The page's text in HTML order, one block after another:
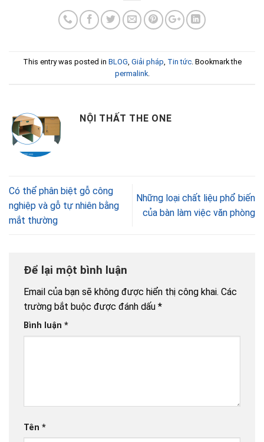
This entry was posted in BLOG Giải pháp Tin tức. Bookmark the
permalink.
NỘI THẤT THE ONE
Có thể phân biệt gỗ công
nghiệp và gỗ tự nhiên bằng
mắt thường
Những loại chất liệu phổ biến
của bàn làm việc văn phòng
Để lại một bình luận
Email của bạn sẽ không được hiển thị công khai. Các
trường bắt buộc được đánh dấu *
Bình luận *
Tên *